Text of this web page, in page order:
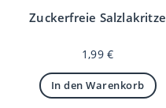
Zuckerfreie Salzlakritze
1,99€
In den Warenkorb